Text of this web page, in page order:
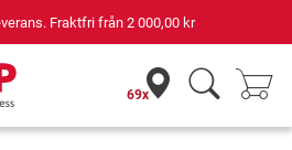
Fraktfri från 2 000,00 kr
69x